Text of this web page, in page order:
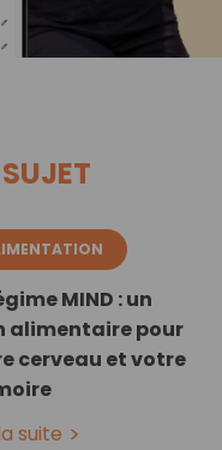
MIND : un
alimentaire pour
cerveau et votre
suite